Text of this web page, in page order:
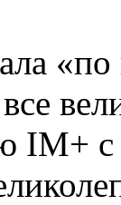
IM+ с